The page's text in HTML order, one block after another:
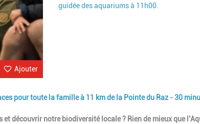
Ajouter
guidée des aquariums à 11h00.
pour toute la famille à 11 km de la Pointe du Raz - 30
découvrir notre biodiversité locale ? Rien de mieux que